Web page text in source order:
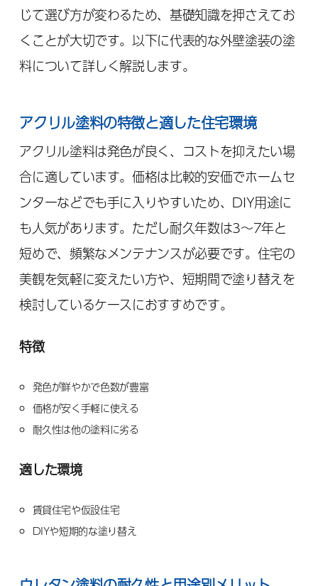
じて選び方が変わるため、基礎知識を押さえてお
くことが大切です。以下に代表的な外壁塗装の塗
料について詳しく解説します。
アクリル塗料の特徴と適した住宅環境
アクリル塗料は発色が良く、コストを抑えたい場
合に適しています。価格は比較的安価でホームセ
ンターなどでも手に入りやすいため、DIY用途に
も人気があります。ただし耐久年数は3～7年と
短めで、頻繁なメンテナンスが必要です。住宅の
美観を気軽に変えたい方や、短期間で塗り替えを
検討しているケースにおすすめです。
特徴
発色が鮮やかで色数が豊富
価格が安く手軽に使える
耐久性は他の塗料に劣る
適した環境
賃貸住宅や仮設住宅
DIYや短期的な塗り替え